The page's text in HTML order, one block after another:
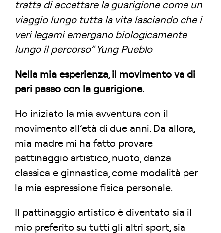
tratta di accettare la guarigione come un
viaggio lungo tutta la vita lasciando che i
veri legami emergano biologicamente
lungo il percorso” Yung Pueblo
Nella mia esperienza, il movimento va di
pari passo con la guarigione.
Ho iniziato la mia avventura con il
movimento all’età di due anni. Da allora,
mia madre mi ha fatto provare
pattinaggio artistico, nuoto, danza
classica e ginnastica, come modalità per
la mia espressione fisica personale.
Il pattinaggio artistico è diventato sia il
mio preferito su tutti gli altri sport, sia